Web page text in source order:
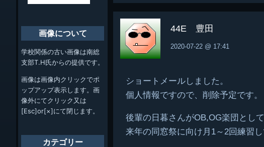
44E 豊田
2020-07-22 @ 17:41
ショートメールしました。
個人情報ですので、削除予定です。
後輩の日暮さんがOB,OG楽団とし
来年の同窓祭に向け月1～2回練習し
画像について
学校関係の古い画像は南総
支部T.H氏からの提供です。
画像は画像内クリックでポ
ップアップ表示します。画
像外にてクリック又は
[Esc]or[×]にて閉じます。
カテゴリー